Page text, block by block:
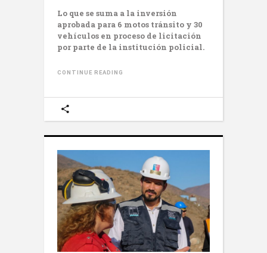
Lo que se suma a la inversión
aprobada para 6 motos tránsito y 30
vehículos en proceso de licitación
por parte de la institución policial.
CONTINUE READING